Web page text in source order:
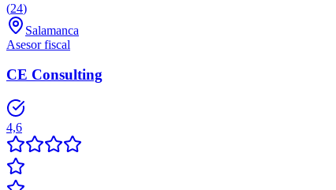
(24)
Salamanca
Asesor fiscal
CE Consulting
4,6